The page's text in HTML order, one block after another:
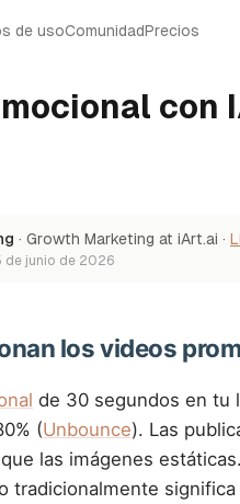
de usoComunidadPrecios
con
· Growth Marketing at iArt.ai ·
de junio de 2026
los videos
de 30 segundos en tu
(Unbounce). Las
las imágenes
tradicionalmente